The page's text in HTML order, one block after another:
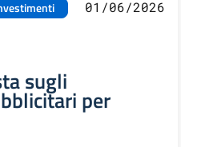
01/06/2026
sugli
per